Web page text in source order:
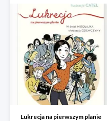
Lukrecja na pierwszym planie